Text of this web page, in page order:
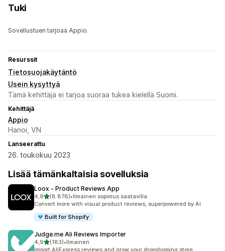
Tuki
Sovellustuen tarjoaa Appio.
Resurssit
Tietosuojakäytäntö
Usein kysyttyä
Tämä kehittäjä ei tarjoa suoraa tukea kielellä Suomi.
Kehittäjä
Appio
Hanoi, VN
Lanseerattu
26. toukokuu 2023
Lisää tämänkaltaisia sovelluksia
Loox ‑ Product Reviews App
4,9/ 5 tähteä
(8 876)
8876 arvostelua yhteensä
•Ilmainen sopimus saatavilla
Convert more with visual product reviews, superpowered by AI
Built for Shopify
Judge.me Ali Reviews Importer
4,9/ 5 tähteä
(183)
183 arvostelua yhteensä
•Ilmainen